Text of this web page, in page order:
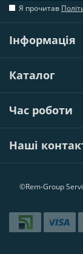
Я прочитав
Інформація
Каталог
Час роботи
Наші
©Rem-Group